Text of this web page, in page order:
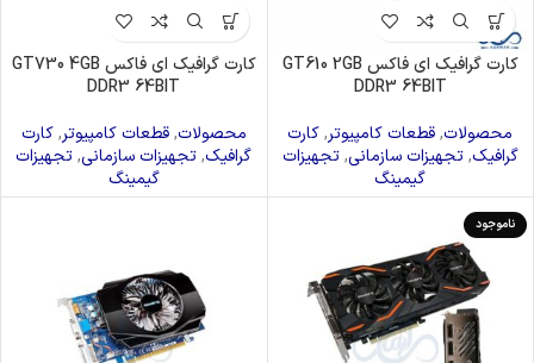
کارت گرافیک ای فاکس GT610 2GB
DDR3 64BIT
محصولات,قطعات کامپیوتر,کارت
گرافیک,تجهیزات سازمانی,تجهیزات
گیمینگ
کارت گرافیک ای فاکس GT730 4GB
DDR3 64BIT
محصولات,قطعات کامپیوتر,کارت
گرافیک,تجهیزات سازمانی,تجهیزات
گیمینگ
ناموجود